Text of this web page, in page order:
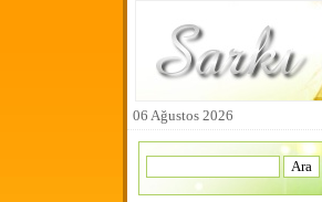
06 Ağustos 2026